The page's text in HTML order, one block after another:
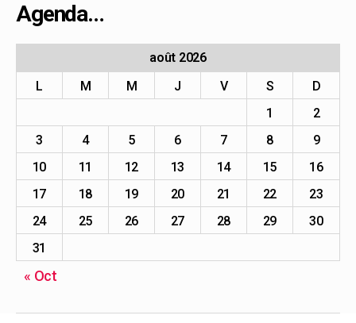
Agenda…
août 2026
L
M M J V S
D
1
2
3
4 5 6 7 8
9
10
11 12 13 14 15
16
17
18 19 20 21 22
23
24
25 26 27 28 29
30
31
« Oct